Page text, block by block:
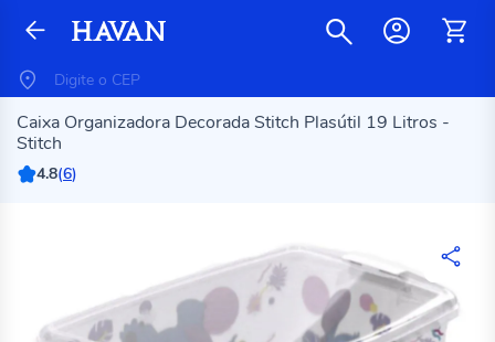
Caixa Organizadora Decorada Stitch Plasútil 19 Litros -
Stitch
4.8(6)